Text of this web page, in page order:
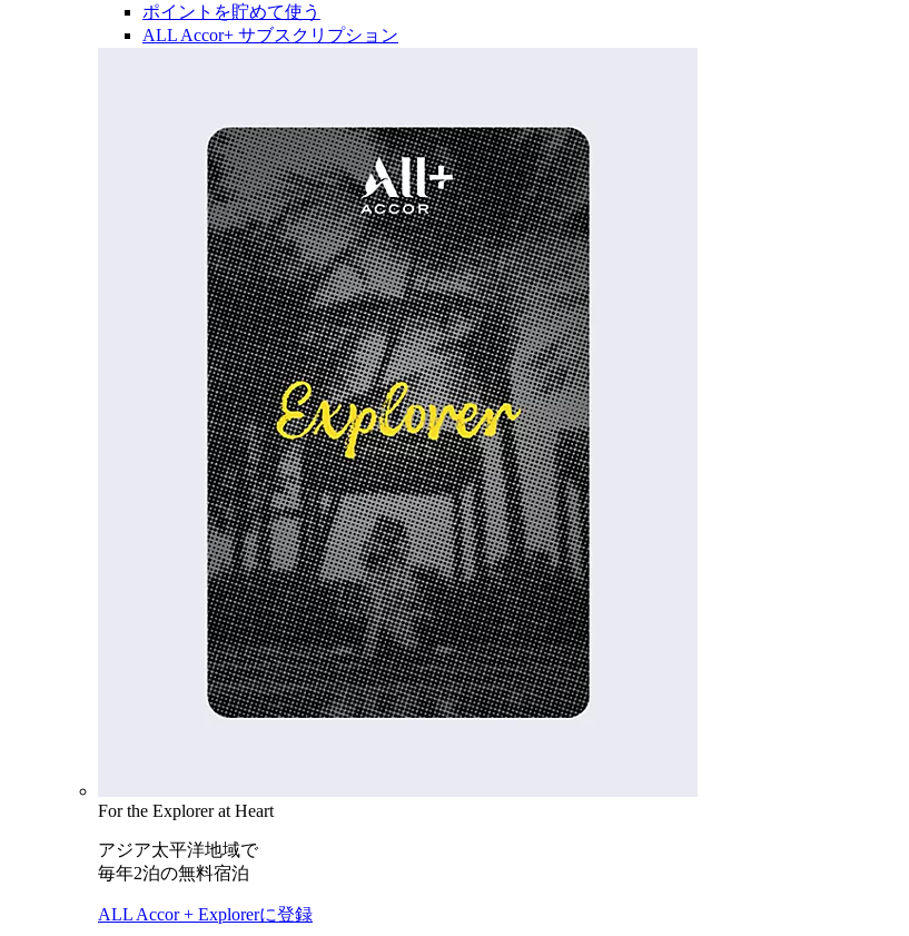
ポイントを貯めて使う
ALL Accor+ サブスクリプション
For the Explorer at Heart
アジア太平洋地域で
毎年2泊の無料宿泊
ALL Accor + Explorerに登録